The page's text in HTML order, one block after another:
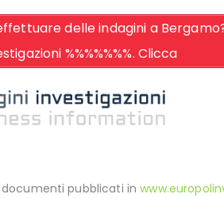
delle indagini a
%%%%%%%. Clicca
documenti pubblicati in